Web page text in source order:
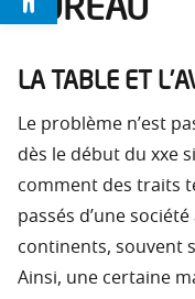
LA TABLE ET
Le problème n’est
dès le début du xxe
comment des traits
passés d’une
continents, souvent
Ainsi, une certaine